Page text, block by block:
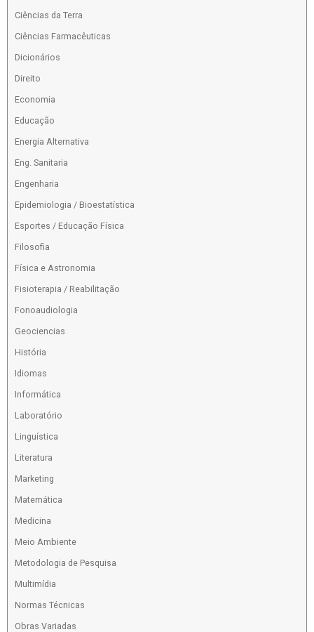
Ciências da Terra
Ciências Farmacêuticas
Dicionários
Direito
Economia
Educação
Energia Alternativa
Eng. Sanitaria
Engenharia
Epidemiologia / Bioestatística
Esportes / Educação Física
Filosofia
Física e Astronomia
Fisioterapia / Reabilitação
Fonoaudiologia
Geociencias
História
Idiomas
Informática
Laboratório
Linguística
Literatura
Marketing
Matemática
Medicina
Meio Ambiente
Metodologia de Pesquisa
Multimídia
Normas Técnicas
Obras Variadas